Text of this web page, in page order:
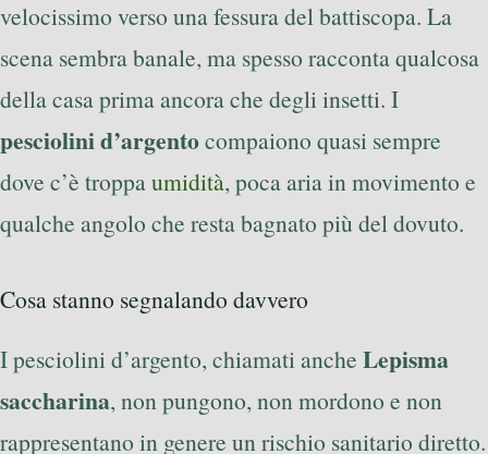
velocissimo verso una fessura del battiscopa. La
scena sembra banale, ma spesso racconta qualcosa
della casa prima ancora che degli insetti. I
pesciolini d’argentocompaiono quasi sempre
dove c’è troppaumidità, poca aria in movimento e
qualche angolo che resta bagnato più del dovuto.
Cosa stanno segnalando davvero
I pesciolini d’argento, chiamati anche Lepisma
saccharina, non pungono, non mordono e non
rappresentano in genere un rischio sanitario diretto.